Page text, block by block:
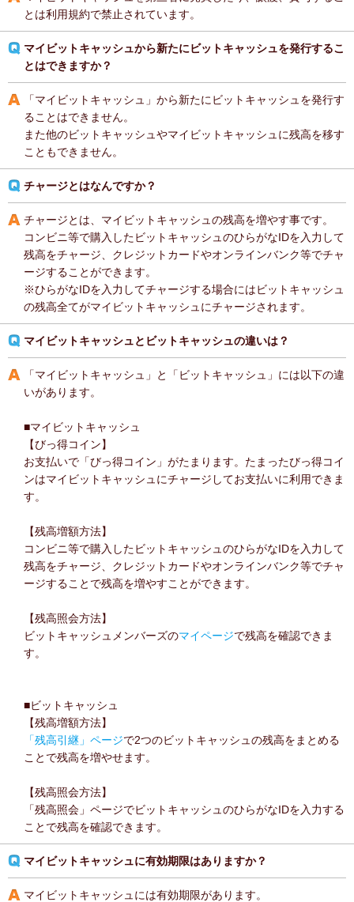
とは利用規約で禁止されています。
マイビットキャッシュから新たにビットキャッシュを発行するこ
とはできますか？
「マイビットキャッシュ」から新たにビットキャッシュを発行す
ることはできません。
また他のビットキャッシュやマイビットキャッシュに残高を移す
こともできません。
チャージとはなんですか？
チャージとは、マイビットキャッシュの残高を増やす事です。
コンビニ等で購入したビットキャッシュのひらがなIDを入力して
残高をチャージ、クレジットカードやオンラインバンク等でチャ
ージすることができます。
※ひらがなIDを入力してチャージする場合にはビットキャッシュ
の残高全てがマイビットキャッシュにチャージされます。
マイビットキャッシュとビットキャッシュの違いは？
「マイビットキャッシュ」と「ビットキャッシュ」には以下の違
いがあります。
■マイビットキャッシュ
【びっ得コイン】
お支払いで「びっ得コイン」がたまります。たまったびっ得コイ
ンはマイビットキャッシュにチャージしてお支払いに利用できま
す。
【残高増額方法】
コンビニ等で購入したビットキャッシュのひらがなIDを入力して
残高をチャージ、クレジットカードやオンラインバンク等でチャ
ージすることで残高を増やすことができます。
【残高照会方法】
ビットキャッシュメンバーズのマイページで残高を確認できま
す。
■ビットキャッシュ
【残高増額方法】
「残高引継」ページで2つのビットキャッシュの残高をまとめる
ことで残高を増やせます。
【残高照会方法】
「残高照会」ページでビットキャッシュのひらがなIDを入力する
ことで残高を確認できます。
マイビットキャッシュに有効期限はありますか？
マイビットキャッシュには有効期限があります。